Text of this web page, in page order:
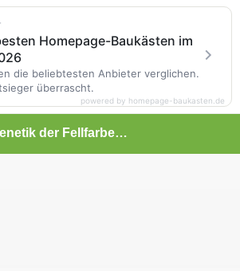
Genetik der Fellfarben beim Hund
Homepage-Baukästen im
die beliebtesten Anbieter verglichen.
überrascht.
powered by homepage-baukasten.de